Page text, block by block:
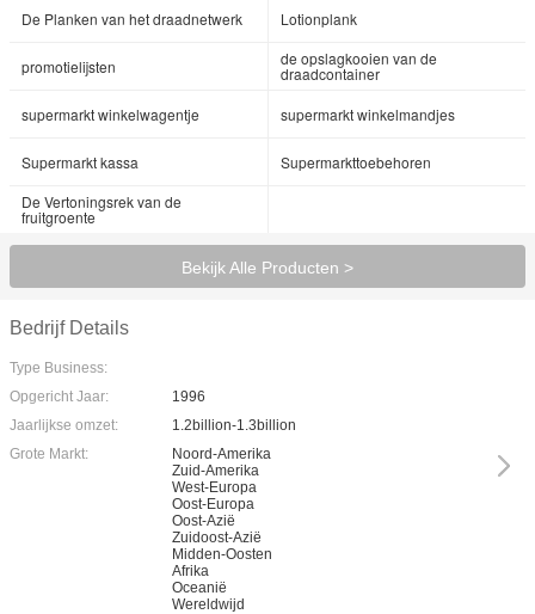
De Planken van het draadnetwerk
Lotionplank
promotielijsten de opslagkooien van de
draadcontainer
supermarkt winkelwagentje
supermarkt winkelmandjes
Supermarkt kassa
Supermarkttoebehoren
De Vertoningsrek van de
fruitgroente
Bekijk Alle Producten >
Bedrijf Details
Type Business:
Opgericht Jaar:
1996
Jaarlijkse omzet:
1.2billion-1.3billion
Grote Markt:
Noord-Amerika
Zuid-Amerika
West-Europa
Oost-Europa
Oost-Azië
Zuidoost-Azië
Midden-Oosten
Afrika
Oceanië
Wereldwijd